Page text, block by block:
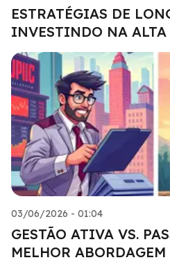
ESTRATÉGIAS DE
INVESTINDO NA
03/06/2026 - 01:04
GESTÃO ATIVA VS.
MELHOR ABORDAGEM